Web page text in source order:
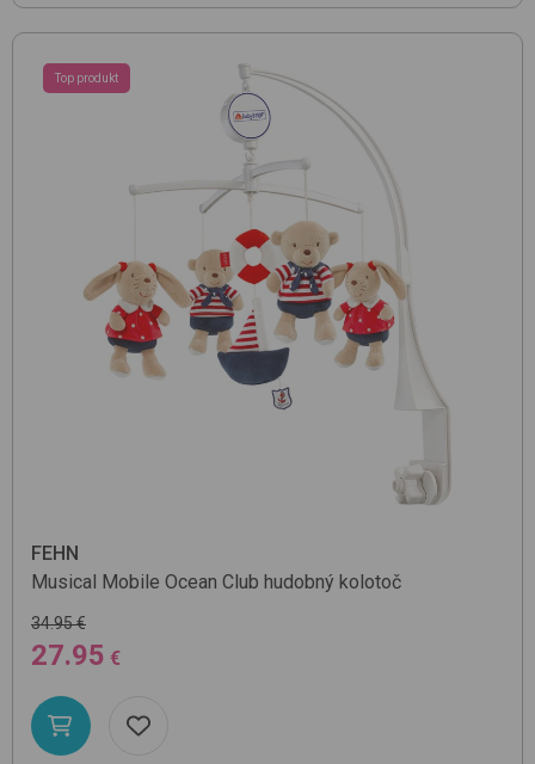
Top produkt
FEHN
Musical Mobile Ocean Club hudobný kolotoč
34.95 €
27.95 €